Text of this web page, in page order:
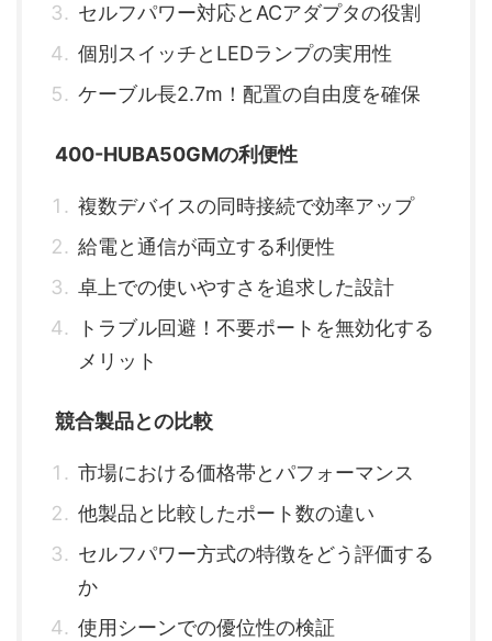
セルフパワー対応とACアダプタの役割
個別スイッチとLEDランプの実用性
ケーブル長2.7m！配置の自由度を確保
400-HUBA50GMの利便性
複数デバイスの同時接続で効率アップ
給電と通信が両立する利便性
卓上での使いやすさを追求した設計
トラブル回避！不要ポートを無効化する
メリット
競合製品との比較
市場における価格帯とパフォーマンス
他製品と比較したポート数の違い
セルフパワー方式の特徴をどう評価する
か
使用シーンでの優位性の検証